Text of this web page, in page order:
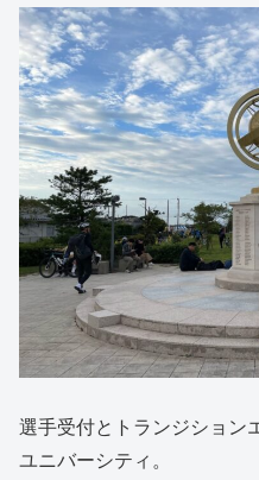
選手受付とトランジション
ユニバーシティ。